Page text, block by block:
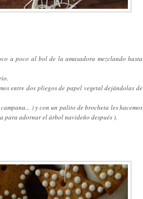
a poco al bol de la amasadora mezclando hasta
entre dos pliegos de papel vegetal dejándolas de
) y con un palito de brocheta les hacemos
para adornar el árbol navideño después ).